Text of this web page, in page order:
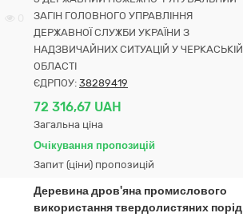
ЗАГІН ГОЛОВНОГО УПРАВЛІННЯ
ДЕРЖАВНОЇ СЛУЖБИ УКРАЇНИ З
НАДЗВИЧАЙНИХ СИТУАЦІЙ У ЧЕРКАСЬКІЙ
ОБЛАСТІ
ЄДРПОУ: 38289419
72 316,67 UAH
Загальна ціна
Очікування пропозицій
Запит (ціни) пропозицій
Деревина дров'яна промислового
використання твердолистяних порід